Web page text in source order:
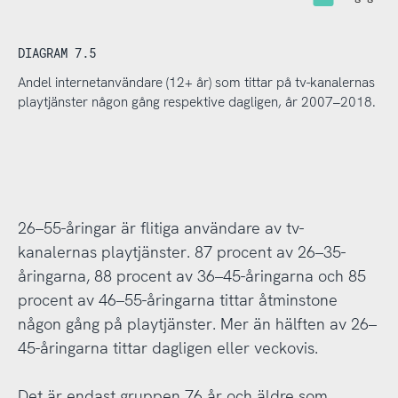
DIAGRAM 7.5
Andel internetanvändare (12+ år) som tittar på tv-kanalernas
playtjänster någon gång respektive dagligen, år 2007–2018.
26–55-åringar är flitiga användare av tv-
kanalernas playtjänster. 87 procent av 26–35-
åringarna, 88 procent av 36–45-åringarna och 85
procent av 46–55-åringarna tittar åtminstone
någon gång på playtjänster. Mer än hälften av 26–
45-åringarna tittar dagligen eller veckovis.